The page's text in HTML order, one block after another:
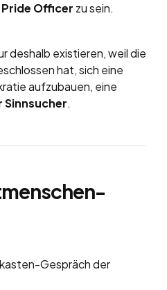
Officer zu sein.
deshalb existieren, weil die
hat, sich eine
aufzubauen, eine
.
Gespräch der